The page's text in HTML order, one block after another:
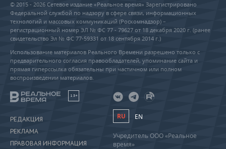
© 2015 - 2026 Сетевое издание «Реальное время» Зарегистрировано
Федеральной службой по надзору в сфере связи, информационных
технологий и массовых коммуникаций (Роскомнадзор) –
регистрационный номер ЭЛ № ФС 77 - 79627 от 18 декабря 2020 г. (ранее
свидетельство Эл № ФС 77-59331 от 18 сентября 2014 г.)
Использование материалов Реального Времени разрешено только с
предварительного согласия правообладателей, упоминание сайта и
прямая гиперссылка обязательны при частичном или полном
воспроизведении материалов.
18+
РЕДАКЦИЯ
РЕКЛАМА
ПРАВОВАЯ ИНФОРМАЦИЯ
RU EN
Учредитель ООО «Реальное
время»